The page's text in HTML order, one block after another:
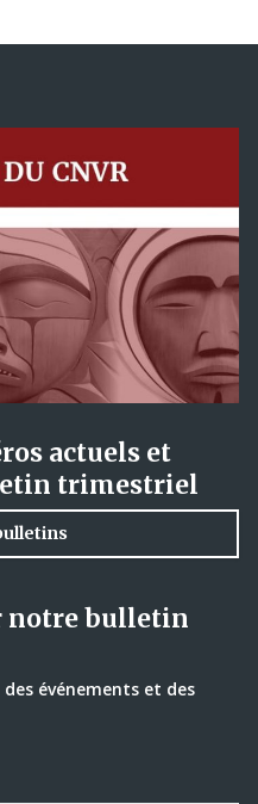
actuels et
trimestriel
notre bulletin
événements et des